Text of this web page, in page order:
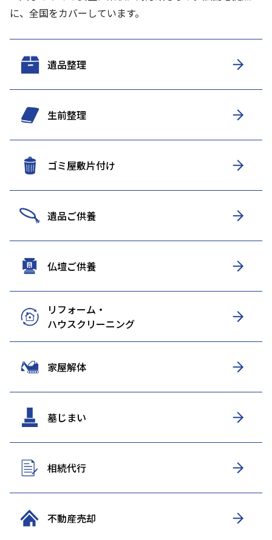
に、全国をカバーしています。
遺品整理
生前整理
ゴミ屋敷片付け
遺品ご供養
仏壇ご供養
リフォーム・
ハウスクリーニング
家屋解体
墓じまい
相続代行
不動産売却